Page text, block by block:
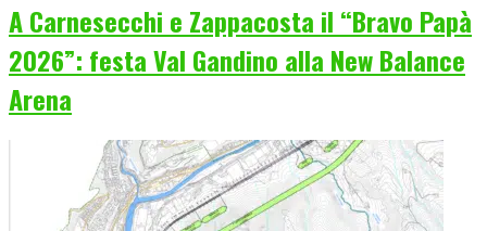
A Carnesecchi e Zappacosta il “Bravo Papà
2026”: festa Val Gandino alla New Balance
Arena